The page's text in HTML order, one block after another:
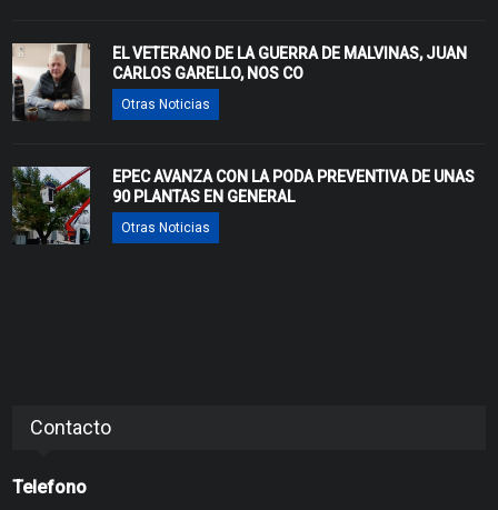
EL VETERANO DE LA GUERRA DE MALVINAS, JUAN
CARLOS GARELLO, NOS CO
Otras Noticias
EPEC AVANZA CON LA PODA PREVENTIVA DE UNAS
90 PLANTAS EN GENERAL
Otras Noticias
Contacto
Telefono